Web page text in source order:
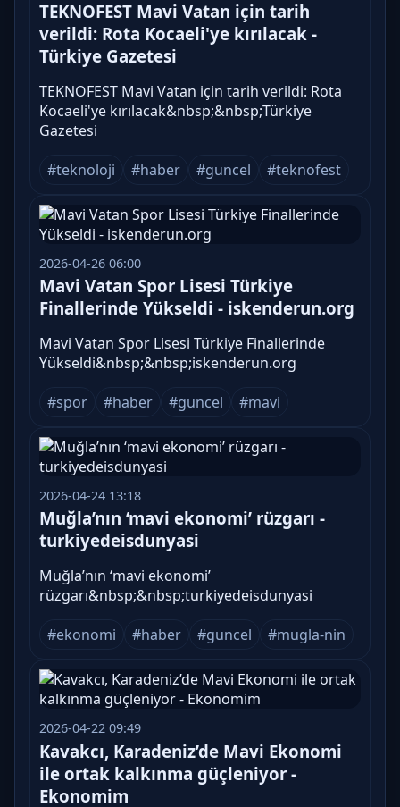
TEKNOFEST Mavi Vatan için tarih
verildi: Rota Kocaeli'ye kırılacak -
Türkiye Gazetesi
TEKNOFEST Mavi Vatan için tarih verildi: Rota
Kocaeli'ye kırılacak&nbsp;&nbsp;Türkiye
Gazetesi
#teknoloji
#haber #guncel #teknofest
2026-04-26 06:00
Mavi Vatan Spor Lisesi Türkiye
Finallerinde Yükseldi - iskenderun.org
Mavi Vatan Spor Lisesi Türkiye Finallerinde
Yükseldi&nbsp;&nbsp;iskenderun.org
#spor
#haber #guncel #mavi
2026-04-24 13:18
Muğla’nın ‘mavi ekonomi’ rüzgarı -
turkiyedeisdunyasi
Muğla’nın ‘mavi ekonomi’
rüzgarı&nbsp;&nbsp;turkiyedeisdunyasi
#ekonomi
#haber #guncel #mugla-nin
2026-04-22 09:49
Kavakcı, Karadeniz’de Mavi Ekonomi
ile ortak kalkınma güçleniyor -
Ekonomim